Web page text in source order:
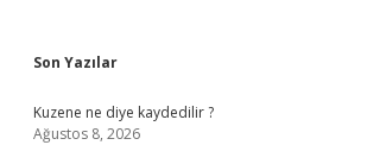
Sidebar
Son Yazılar
Kuzene ne diye kaydedilir ?
Ağustos 8, 2026